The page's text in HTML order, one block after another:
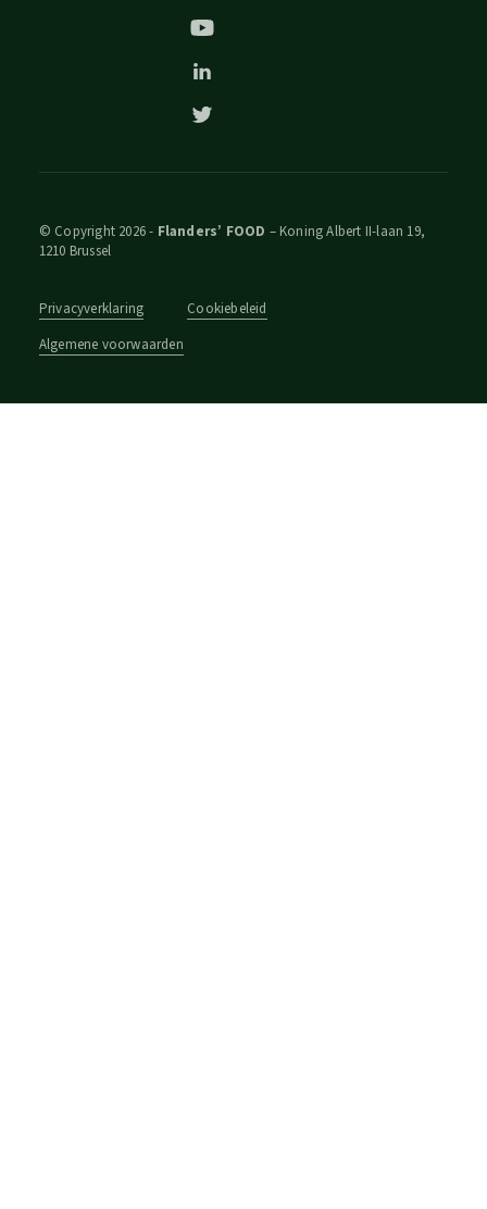
© Copyright 2026 - Flanders’ FOOD – Koning Albert II-laan 19,
1210 Brussel
Privacyverklaring
Cookiebeleid
Algemene voorwaarden